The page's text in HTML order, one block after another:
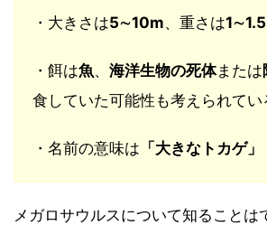
・大きさは5∼10m、重さは
・餌は魚、 海洋生物の死体または
食していた可能性も考えられてい
・名前の意味は 「大きなトカゲ」
メガロサウルスについて知ることは